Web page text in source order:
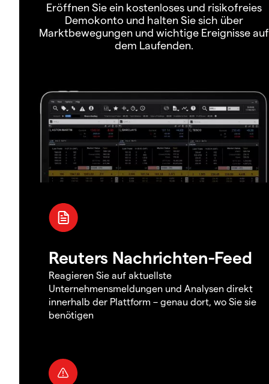
Eröffnen Sie ein kostenloses und risikofreies
Demokonto und halten Sie sich über
Marktbewegungen und wichtige Ereignisse auf
dem Laufenden.
Reuters Nachrichten-Feed
Reagieren Sie auf aktuellste
Unternehmensmeldungen und Analysen direkt
innerhalb der Plattform – genau dort, wo Sie sie
benötigen